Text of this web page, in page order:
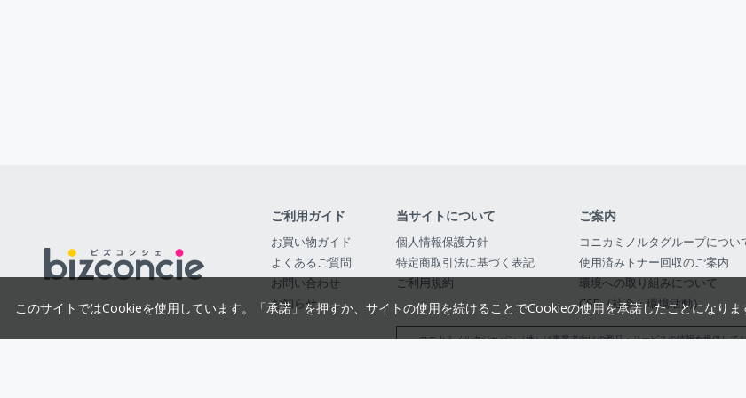
ご利用ガイド
お買い物ガイド
よくあるご質問
お問い合わせ
お知らせ
当サイトについて
個人情報保護方針
特定商取引法に基づく表記
ご利用規約
ご案内
コニカミノルタグループについ
使用済みトナー回収のご案内
環境への取り組みについて
CSR（社会・環境活動）
コニカミノルタジャパン（株）は事業者向けの商品・サービスの情報を提供して
このサイトではCookieを使用しています。「承諾」を押すか、サイトの使用を続けることでCookieの使用を承諾したことになりま